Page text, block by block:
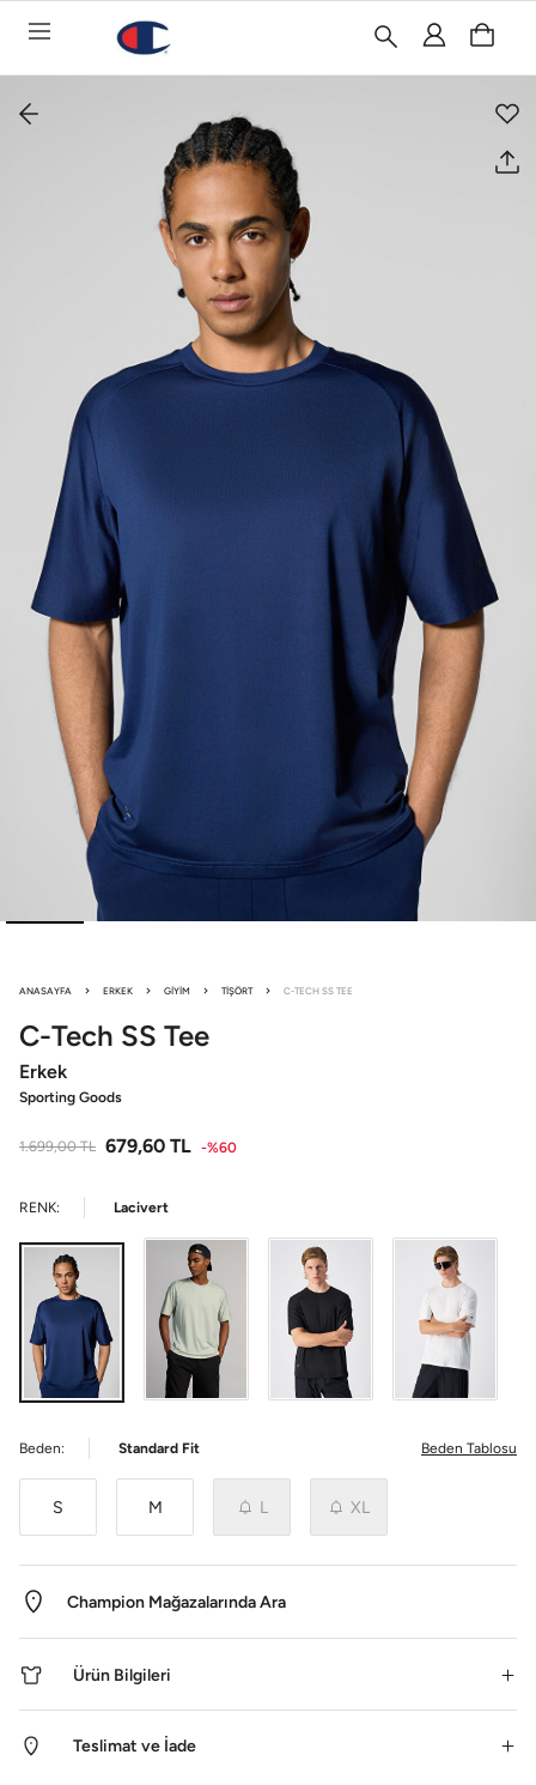
ANASAYFA ERKEK GIYIM TIŞÖRT C-TECH SS TEE
C-Tech SS Tee
Erkek
Sporting Goods
1.699,00 TL 679,60 TL -%60
RENK: Lacivert
Beden: Standard Fit Beden Tablosu
S M L XL
Champion Mağazalarında Ara
Ürün Bilgileri
Teslimat ve İade